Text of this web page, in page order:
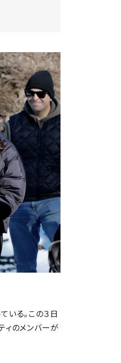
いる。この３日
ィのメンバーが